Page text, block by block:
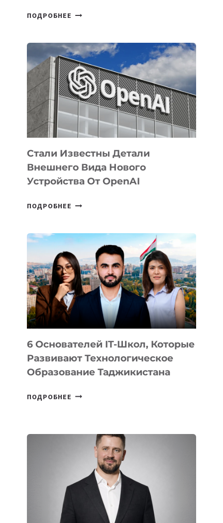
ПОДРОБНЕЕ
ПРИОРИТЕТНЫЕ
ЗАДАЧИ
ПО
РАЗВИТИЮ
ЭКОСИСТЕМЫ
ИСКУССТВЕННОГО
ИНТЕЛЛЕКТА
Стали Известны Детали
Внешнего Вида Нового
Устройства От OpenAI
ПОДРОБНЕЕ СТАЛИ
ВНЕШНЕГО
ВИДА
НОВОГО
УСТРОЙСТВА
ОТ
OPENAI
6 Основателей IT-Школ, Которые
Развивают Технологическое
Образование Таджикистана
ПОДРОБНЕЕ 6
КОТОРЫЕ
РАЗВИВАЮТ
ТЕХНОЛОГИЧЕСКОЕ
ОБРАЗОВАНИЕ
ТАДЖИКИСТАНА